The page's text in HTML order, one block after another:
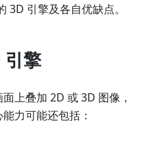
3D 引擎及各自优缺点。
引擎
上叠加 2D 或 3D 图像，
力可能还包括：